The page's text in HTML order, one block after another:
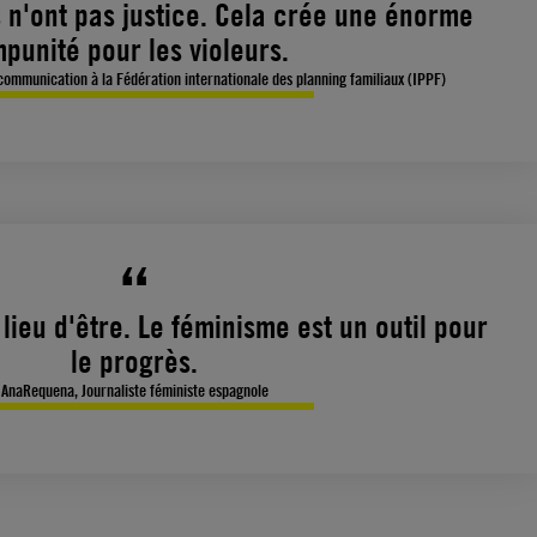
n'ont pas justice. Cela crée une énorme
pour les violeurs.
à la Fédération internationale des planning familiaux (IPPF)
d'être. Le féminisme est un outil pour
le progrès.
AnaRequena, Journaliste féministe espagnole